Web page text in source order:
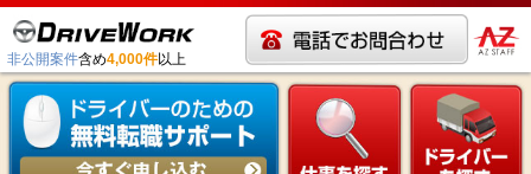
非公開案件含め4,000件以上